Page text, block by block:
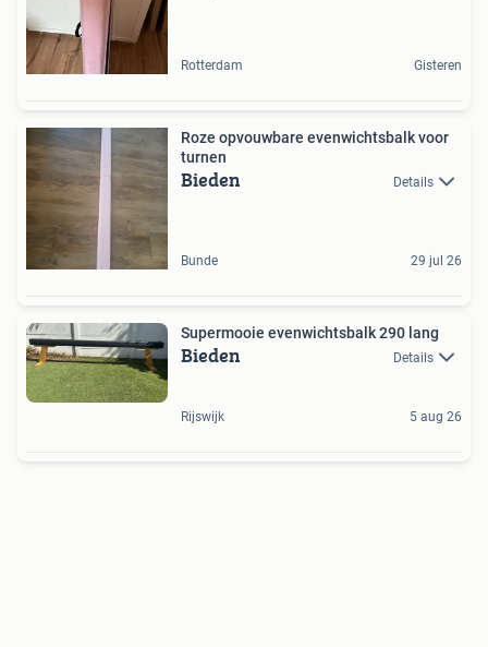
Rotterdam Gisteren
Roze opvouwbare evenwichtsbalk voor
turnen
Bieden Details
Bunde 29 jul 26
Supermooie evenwichtsbalk 290 lang
Bieden Details
Rijswijk 5 aug 26